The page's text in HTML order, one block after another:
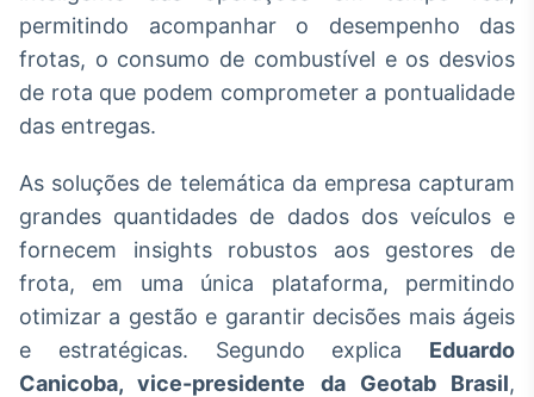
integração de
conteúdos e
dados
Broadcast
headlines de
notícias
Broadcast
Widgets
Componentes
para conteúdos e
funcionalidades
permitindo acompanhar o desempenho das
frotas, o consumo de combustível e os desvios
de rota que podem comprometer a pontualidade
das entregas.
As soluções de telemática da empresa capturam
grandes quantidades de dados dos veículos e
fornecem insights robustos aos gestores de
frota, em uma única plataforma, permitindo
otimizar a gestão e garantir decisões mais ágeis
e estratégicas. Segundo explica Eduardo
Canicoba, vice-presidente da Geotab Brasil,